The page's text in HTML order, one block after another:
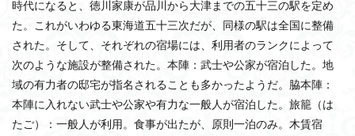
時代になると、徳川家康が品川から大津までの五十三の駅を定め
た。これがいわゆる東海道五十三次だが、同様の駅は全国に整備
された。そして、それぞれの宿場には、利用者のランクによって
次のような施設が整備された。本陣：武士や公家が宿泊した。地
域の有力者の邸宅が指名されることも多かったようだ。脇本陣：
本陣に入れない武士や公家や有力な一般人が宿泊した。旅籠（は
たご）：一般人が利用。食事が出たが、原則一泊のみ。木賃宿